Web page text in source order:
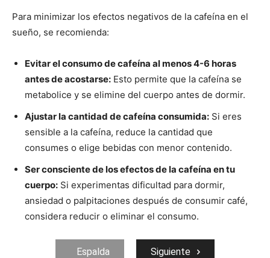
Para minimizar los efectos negativos de la cafeína en el
sueño, se recomienda:
Evitar el consumo de cafeína al menos 4-6 horas
antes de acostarse: Esto permite que la cafeína se
metabolice y se elimine del cuerpo antes de dormir.
Ajustar la cantidad de cafeína consumida: Si eres
sensible a la cafeína, reduce la cantidad que
consumes o elige bebidas con menor contenido.
Ser consciente de los efectos de la cafeína en tu
cuerpo: Si experimentas dificultad para dormir,
ansiedad o palpitaciones después de consumir café,
considera reducir o eliminar el consumo.
Espalda Siguiente